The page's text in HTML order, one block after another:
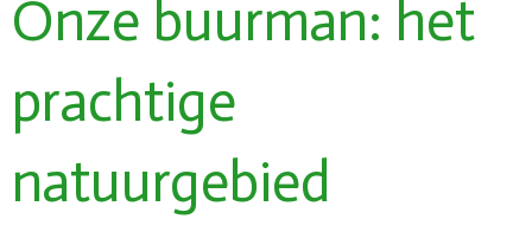
Onze buurman: het
prachtige
natuurgebied